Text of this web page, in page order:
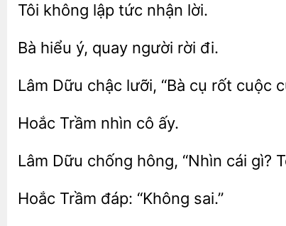
Tôi không nhận
Bà hiểu quay người
Lâm Dữu lưỡi, “Bà rốt cuộc
cô ấy.
chống hông, “Nhìn gì?
Hoắc đáp: